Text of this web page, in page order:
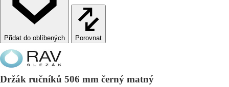
Porovnat
Držák ručníků 506 mm černý matný